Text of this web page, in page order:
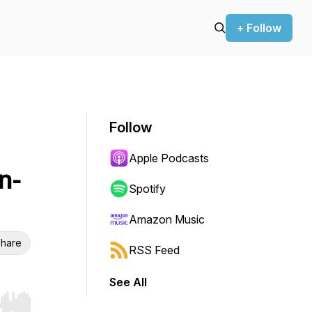
+ Follow
Follow
Apple Podcasts
Spotify
Amazon Music
RSS Feed
See All